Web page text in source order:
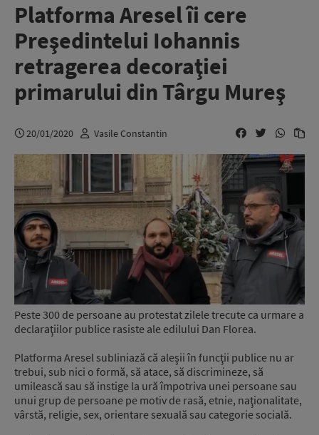
Platforma Aresel îi cere
Preşedintelui Iohannis
retragerea decoraţiei
primarului din Târgu Mureş
20/01/2020 Vasile Constantin
Peste 300 de persoane au protestat zilele trecute ca urmare a
declaraţiilor publice rasiste ale edilului Dan Florea.
Platforma Aresel subliniază că aleşii în funcţii publice nu ar
trebui, sub nici o formă, să atace, să discrimineze, să
umilească sau să instige la ură împotriva unei persoane sau
unui grup de persoane pe motiv de rasă, etnie, naţionalitate,
vârstă, religie, sex, orientare sexuală sau categorie socială.